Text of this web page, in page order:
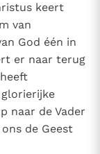
uitgave
autonomie
toe
een gave als
noodzaak om
keert
van
God één in
er naar terug
naar de Vader
de Geest